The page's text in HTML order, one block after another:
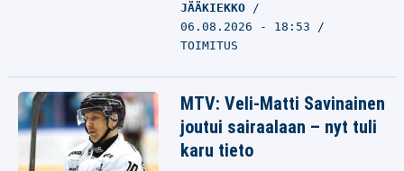
JÄÄKIEKKO
06.08.2026 - 18:53
TOIMITUS
MTV: Veli-Matti Savinainen
joutui sairaalaan – nyt tuli
karu tieto